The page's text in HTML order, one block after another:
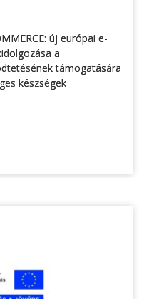
új európai e-
a
támogatására
készségek